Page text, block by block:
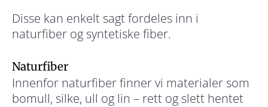
Disse kan enkelt sagt fordeles inn i
naturfiber og syntetiske fiber.
Naturfiber
Innenfor naturfiber finner vi materialer som
bomull, silke, ull og lin – rett og slett hentet